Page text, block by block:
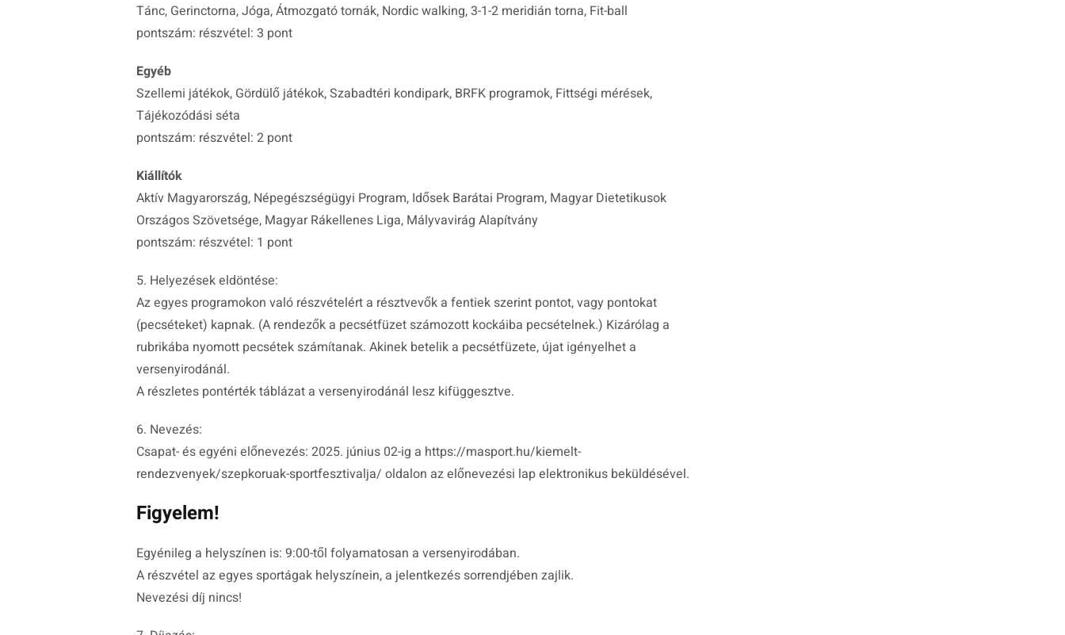
Tánc, Gerinctorna, Jóga, Átmozgató tornák, Nordic walking, 3-1-2 meridián torna, Fit-ball
pontszám: részvétel: 3 pont
Egyéb
Szellemi játékok, Gördülő játékok, Szabadtéri kondipark, BRFK programok, Fittségi mérések,
Tájékozódási séta
pontszám: részvétel: 2 pont
Kiállítók
Aktív Magyarország, Népegészségügyi Program, Idősek Barátai Program, Magyar Dietetikusok
Országos Szövetsége, Magyar Rákellenes Liga, Mályvavirág Alapítvány
pontszám: részvétel: 1 pont
5. Helyezések eldöntése:
Az egyes programokon való részvételért a résztvevők a fentiek szerint pontot, vagy pontokat
(pecséteket) kapnak. (A rendezők a pecsétfüzet számozott kockáiba pecsételnek.) Kizárólag a
rubrikába nyomott pecsétek számítanak. Akinek betelik a pecsétfüzete, újat igényelhet a
versenyirodánál.
A részletes pontérték táblázat a versenyirodánál lesz kifüggesztve.
6. Nevezés:
Csapat- és egyéni előnevezés: 2025. június 02-ig a https://masport.hu/kiemelt-
rendezvenyek/szepkoruak-sportfesztivalja/ oldalon az előnevezési lap elektronikus beküldésével.
Figyelem!
Egyénileg a helyszínen is: 9:00-től folyamatosan a versenyirodában.
A részvétel az egyes sportágak helyszínein, a jelentkezés sorrendjében zajlik.
Nevezési díj nincs!